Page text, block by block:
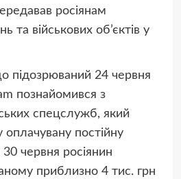
росіянам
та військових об’єктів у
підозрюваний 24 червня
познайомився з
спецслужб, який
постійну
червня росіянин
приблизно 4 тис. грн